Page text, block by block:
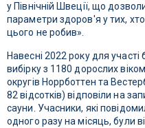
у Північній Швеції, що
параметри здоров'я у тих,
цього не робив».
Навесні 2022 року для
вибірку з 1180 дорослих
округів Норрботтен та
82 відсотків) відповіли на
сауни. Учасники, які
одного разу на місяць, були